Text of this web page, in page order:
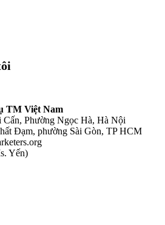
TM Việt Nam
Phường Ngọc Hà, Hà Nội
Đạm, phường Sài Gòn, TP HCM
Yến)